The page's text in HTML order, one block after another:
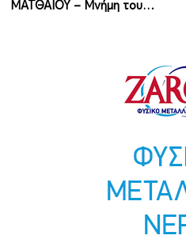
ΜΑΤΘΑΙΟΥ – Μνήμη του…